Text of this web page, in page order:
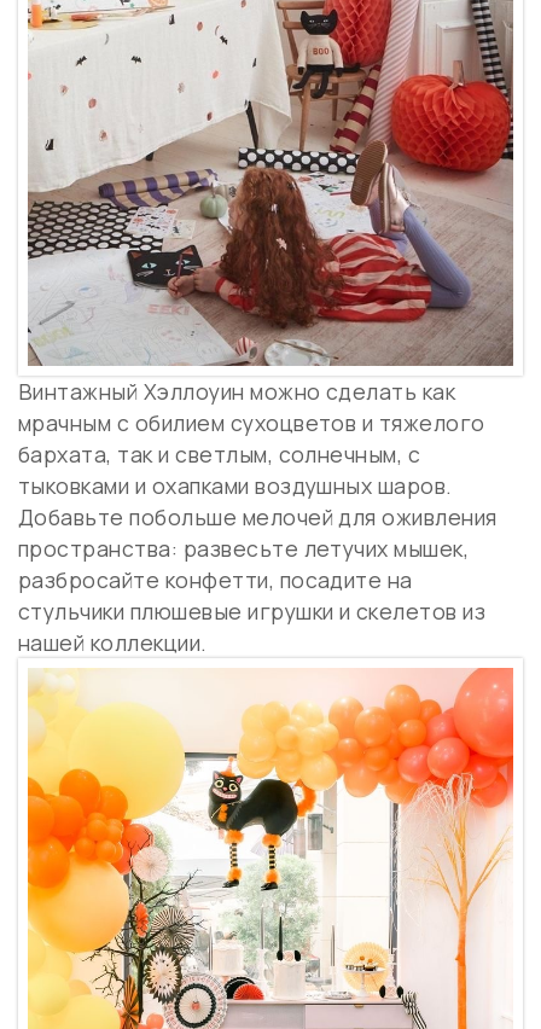
Винтажный Хэллоуин можно сделать как
мрачным с обилием сухоцветов и тяжелого
бархата, так и светлым, солнечным, с
тыковками и охапками воздушных шаров.
Добавьте побольше мелочей для оживления
пространства: развесьте летучих мышек,
разбросайте конфетти, посадите на
стульчики плюшевые игрушки и скелетов из
нашей коллекции.